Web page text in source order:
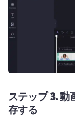
ステップ 3.動
存する